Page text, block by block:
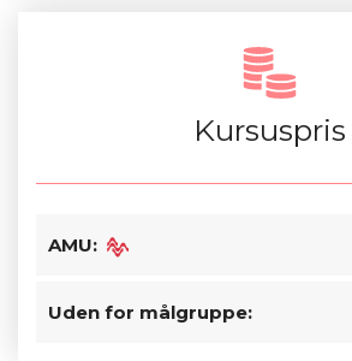
Kursuspris
AMU:
Uden for målgruppe: